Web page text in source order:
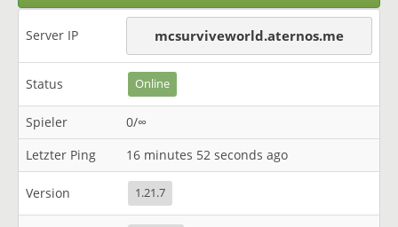
Server IP mcsurviveworld.aternos.me
Status Online
Spieler
0/∞
Letzter Ping
16 minutes 52 seconds ago
Version 1.21.7